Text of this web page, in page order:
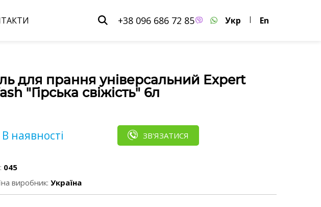
+38 096 686 72 85 Укр | En
для прання універсальний Expert
"Гірська свіжість" 6л
В наявності ЗВ'ЯЗАТИСЯ
045
виробник: Україна